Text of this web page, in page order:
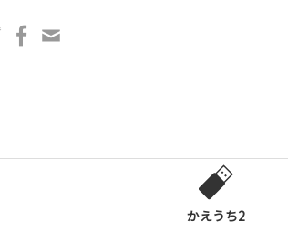
TwitterFacebook
かえうち2